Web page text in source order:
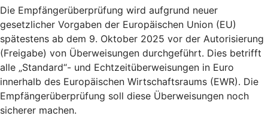
Die Empfängerüberprüfung wird aufgrund neuer
gesetzlicher Vorgaben der Europäischen Union (EU)
spätestens ab dem 9. Oktober 2025 vor der Autorisierung
(Freigabe) von Überweisungen durchgeführt. Dies betrifft
alle „Standard“- und Echtzeitüberweisungen in Euro
innerhalb des Europäischen Wirtschaftsraums (EWR). Die
Empfängerüberprüfung soll diese Überweisungen noch
sicherer machen.